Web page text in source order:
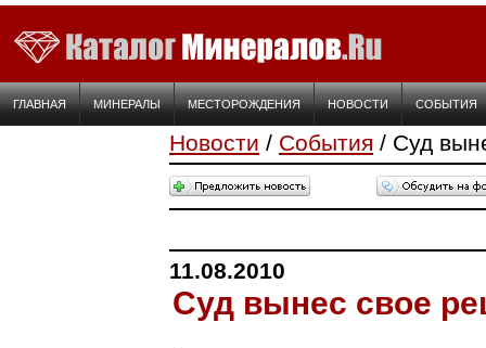
ГЛАВНАЯ МИНЕРАЛЫ МЕСТОРОЖДЕНИЯ НОВОСТИ СОБЫТИЯ
Новости / События / Суд
11.08.2010
Суд вынес свое